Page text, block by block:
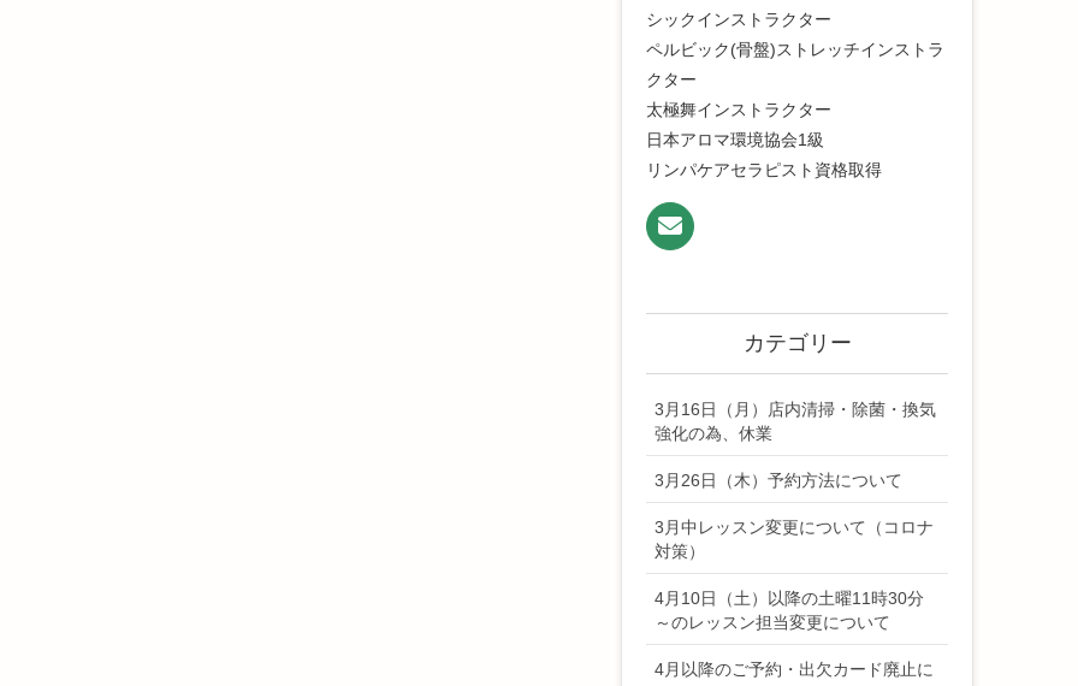
シックインストラクター
ペルビック(骨盤)ストレッチインストラ
クター
太極舞インストラクター
日本アロマ環境協会1級
リンパケアセラピスト資格取得
カテゴリー
3月16日（月）店内清掃・除菌・換気
強化の為、休業
3月26日（木）予約方法について
3月中レッスン変更について（コロナ
対策）
4月10日（土）以降の土曜11時30分
～のレッスン担当変更について
4月以降のご予約・出欠カード廃止に